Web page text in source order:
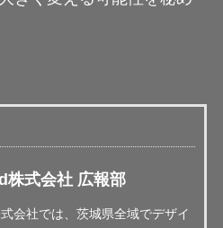
株式会社 広報部
会社では、茨城県全域でデザイ